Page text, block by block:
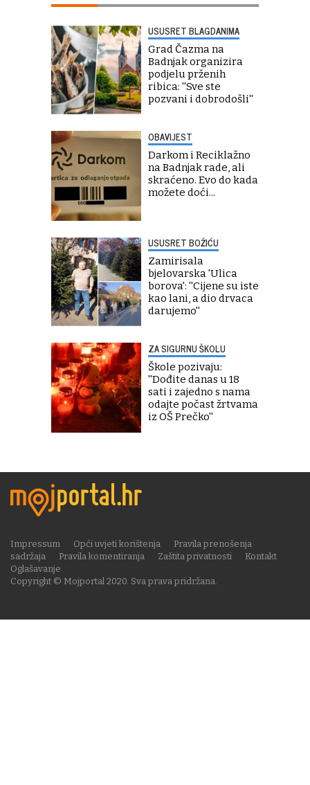
USUSRET BLAGDANIMA
Grad Čazma na
Badnjak organizira
podjelu prženih
ribica: ''Sve ste
pozvani i dobrodošli''
OBAVIJEST
Darkom i Reciklažno
na Badnjak rade, ali
skraćeno. Evo do kada
možete doći...
USUSRET BOŽIĆU
Zamirisala
bjelovarska 'Ulica
borova': ''Cijene su iste
kao lani, a dio drvaca
darujemo''
ZA SIGURNU ŠKOLU
Škole pozivaju:
''Dođite danas u 18
sati i zajedno s nama
odajte počast žrtvama
iz OŠ Prečko''
Copyright © Mojportal 2020. Sva prava pridržana.
Impressum Opći uvjeti korištenja
Pravila prenošenja
sadržaja
Pravila komentiranja Zaštita privatnosti
Kontakt
Oglašavanje